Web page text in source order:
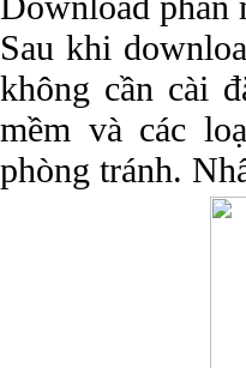
Sau khi
không cần cài
mềm và các
phòng tránh.